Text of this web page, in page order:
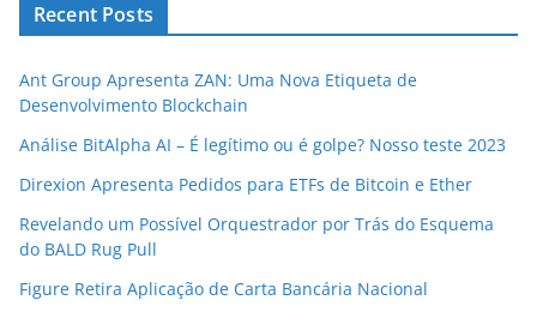
Recent Posts
Ant Group Apresenta ZAN: Uma Nova Etiqueta de
Desenvolvimento Blockchain
Análise BitAlpha AI – É legítimo ou é golpe? Nosso teste 2023
Direxion Apresenta Pedidos para ETFs de Bitcoin e Ether
Revelando um Possível Orquestrador por Trás do Esquema
do BALD Rug Pull
Figure Retira Aplicação de Carta Bancária Nacional